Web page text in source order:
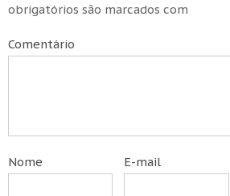
obrigatórios são marcados com
Comentário
Nome E-mail